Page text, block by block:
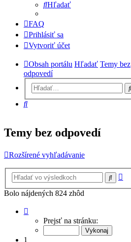
Hľadať
FAQ
Prihlásiť sa
Vytvoriť účet
Obsah portálu Hľadať Temy bez
odpovedí
Hľadať
Temy bez odpovedí
Rozšírené vyhľadávanie
Hľadať
Bolo nájdených 824 zhôd
Prejsť na stránku:
1